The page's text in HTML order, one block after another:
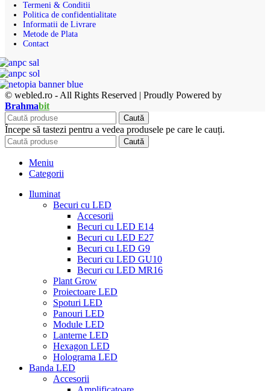
Termeni & Conditii
Politica de confidentialitate
Informatii de Livrare
Metode de Plata
Contact
© webled.ro - All Rights Reserved | Proudly Powered by
Brahmabit
Caută
Începe să tastezi pentru a vedea produsele pe care le cauți.
Caută
Meniu
Categorii
Iluminat
Becuri cu LED
Accesorii
Becuri cu LED E14
Becuri cu LED E27
Becuri cu LED G9
Becuri cu LED GU10
Becuri cu LED MR16
Plant Grow
Proiectoare LED
Spoturi LED
Panouri LED
Module LED
Lanterne LED
Hexagon LED
Holograma LED
Banda LED
Accesorii